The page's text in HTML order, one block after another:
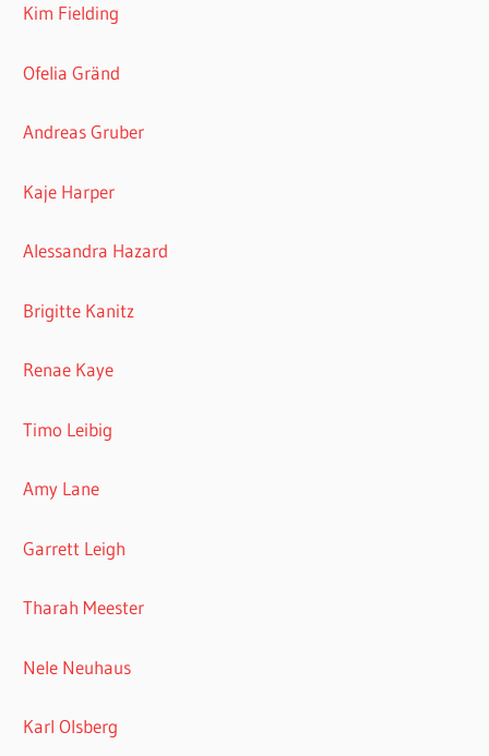
Kim Fielding
Ofelia Gränd
Andreas Gruber
Kaje Harper
Alessandra Hazard
Brigitte Kanitz
Renae Kaye
Timo Leibig
Amy Lane
Garrett Leigh
Tharah Meester
Nele Neuhaus
Karl Olsberg